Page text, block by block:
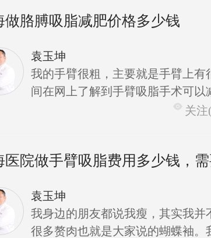
做胳膊吸脂减肥价格多少钱
袁玉坤
我的手臂很粗，主要就是手臂上有
间在网上了解到手臂吸脂手术可以
关注
医院做手臂吸脂费用多少钱，
袁玉坤
我身边的朋友都说我瘦，其实我并
很多赘肉也就是大家说的蝴蝶袖。